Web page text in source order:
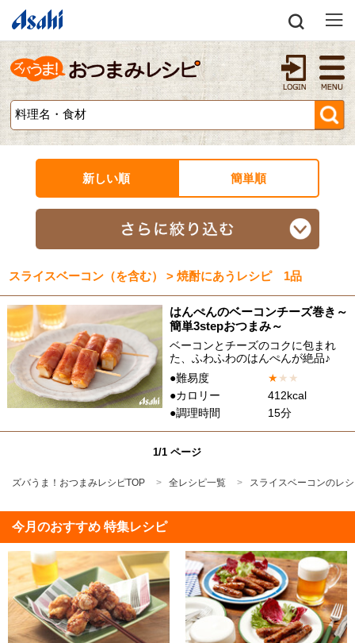
新しい順 簡単順
スライスベーコン（を含む） > 焼酎にあうレシピ 1品
はんぺんのベーコンチーズ巻き～
簡単3stepおつまみ～
ベーコンとチーズのコクに包まれ
た、ふわふわのはんぺんが絶品♪
●難易度
★★ ★
●カロリー
412kcal
●調理時間
15分
1/1 ページ
ズバうま！おつまみレシピTOP 全レシピ一覧 スライスベーコンのレ
今月のおすすめ 特集レシピ